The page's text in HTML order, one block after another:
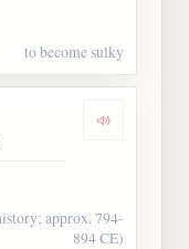
to become sulky
Dengarkan
approx. 794-
894 CE)